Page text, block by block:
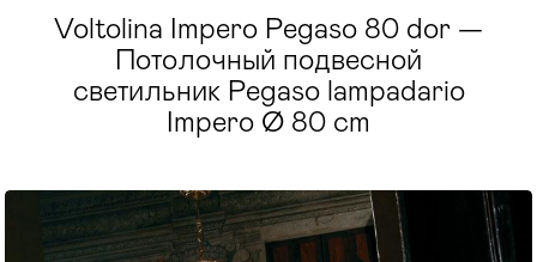
Voltolina Impero Pegaso 80 dor —
Потолочный подвесной
светильник Pegaso lampadario
Impero Ø 80 cm